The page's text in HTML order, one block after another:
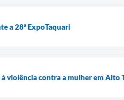
a 28ª ExpoTaquari
violência contra a mulher em Alto